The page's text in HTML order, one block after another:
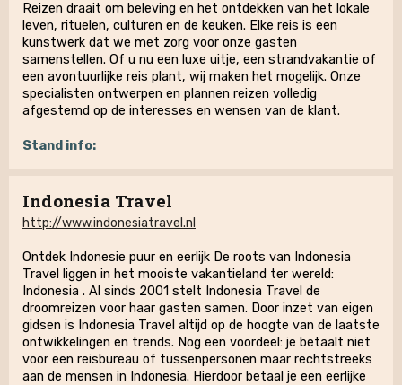
Reizen draait om beleving en het ontdekken van het lokale
leven, rituelen, culturen en de keuken. Elke reis is een
kunstwerk dat we met zorg voor onze gasten
samenstellen. Of u nu een luxe uitje, een strandvakantie of
een avontuurlijke reis plant, wij maken het mogelijk. Onze
specialisten ontwerpen en plannen reizen volledig
afgestemd op de interesses en wensen van de klant.
Stand info:
Indonesia Travel
http://www.indonesiatravel.nl
Ontdek Indonesie puur en eerlijk De roots van Indonesia
Travel liggen in het mooiste vakantieland ter wereld:
Indonesia . Al sinds 2001 stelt Indonesia Travel de
droomreizen voor haar gasten samen. Door inzet van eigen
gidsen is Indonesia Travel altijd op de hoogte van de laatste
ontwikkelingen en trends. Nog een voordeel: je betaalt niet
voor een reisbureau of tussenpersonen maar rechtstreeks
aan de mensen in Indonesia. Hierdoor betaal je een eerlijke